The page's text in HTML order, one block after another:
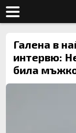
Галена в
интервю:
била